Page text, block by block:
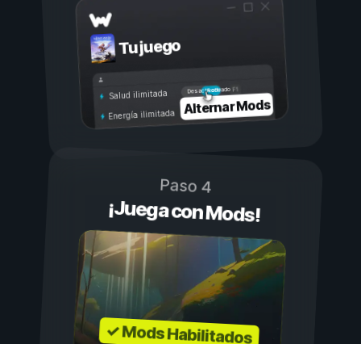
Tu juego
Activado
Desactivado
Salud ilimitada
Energía ilimitada Alternar Mods
Paso 4
¡Juega con Mods!
✓ Mods Habilitados